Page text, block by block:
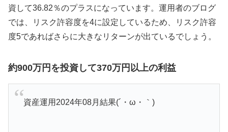
資して36.82％のプラスになっています。運用者のブログ
では、リスク許容度を4に設定しているため、リスク許容
度5であればさらに大きなリターンが出ているでしょう。
約900万円を投資して370万円以上の利益
資産運用2024年08月結果(´・ω・｀)